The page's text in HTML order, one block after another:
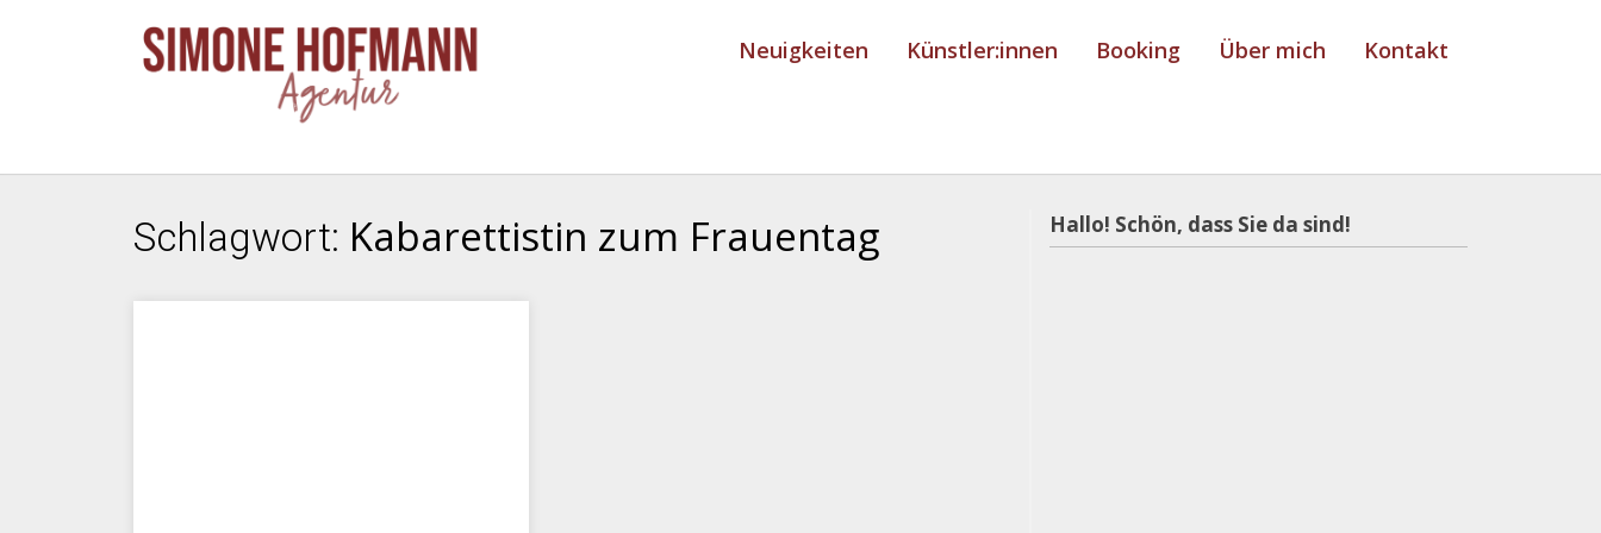
Neuigkeiten Künstler:innen Booking Über mich Kontakt
Schlagwort: Kabarettistin zum Frauentag Hallo! Schön, dass Sie da sind!